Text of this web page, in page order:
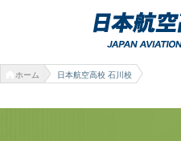
ホーム 日本航空高校 石川校